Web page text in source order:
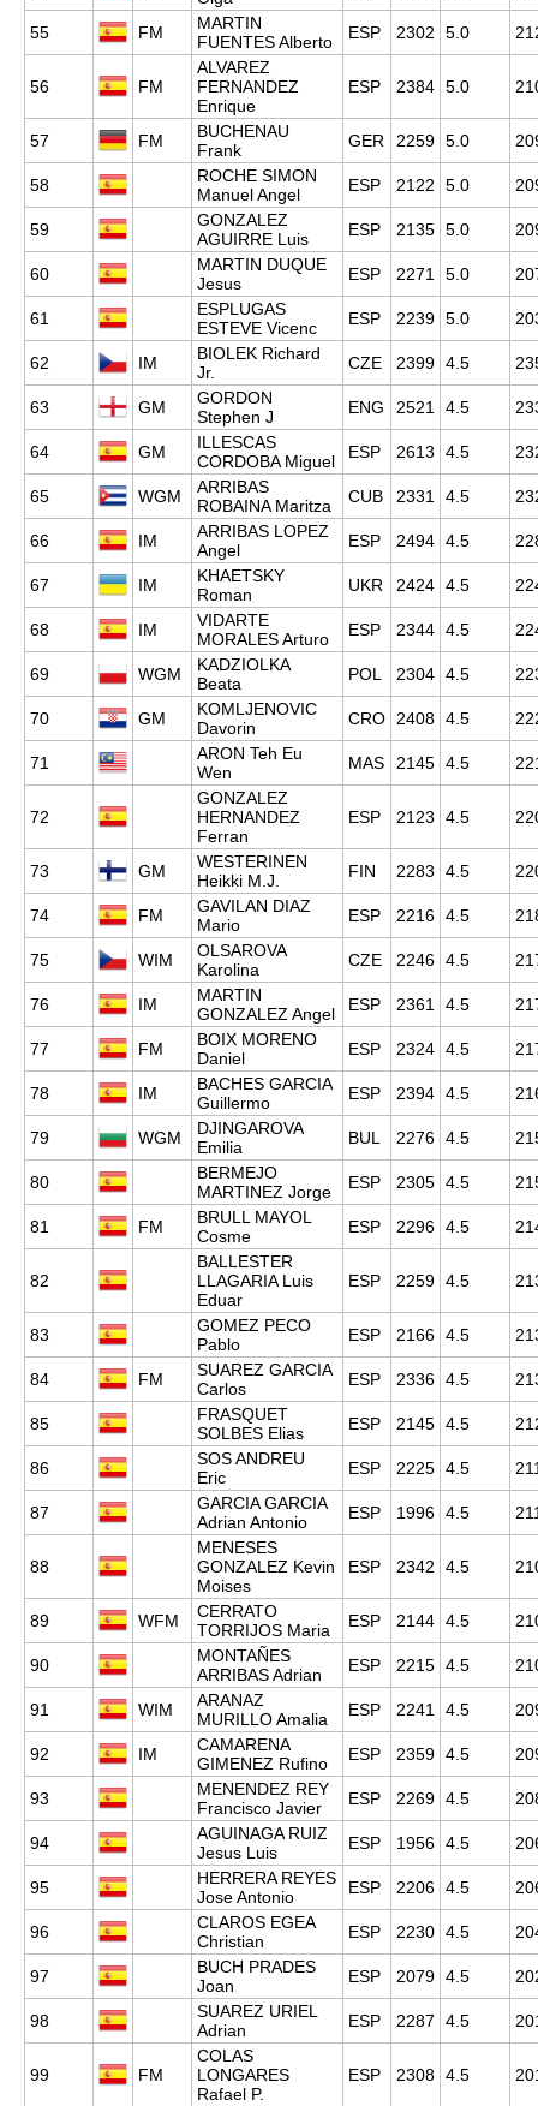
55 FM
MARTIN
FUENTES Alberto
ESP 2302 5.0
56 FM
ALVAREZ
FERNANDEZ
Enrique
ESP 2384 5.0
57 FM
BUCHENAU
Frank
GER 2259 5.0
58
ROCHE SIMON
Manuel Angel
ESP 2122 5.0
59
GONZALEZ
AGUIRRE Luis
ESP 2135 5.0
60
MARTIN DUQUE
Jesus
ESP 2271 5.0
61
ESPLUGAS
ESTEVE Vicenc
ESP 2239 5.0
62 IM
BIOLEK Richard
Jr.
CZE 2399 4.5
63 GM
GORDON
Stephen J
ENG 2521 4.5
64 GM
ILLESCAS
CORDOBA Miguel
ESP 2613 4.5
65 WGM
ARRIBAS
ROBAINA Maritza
CUB 2331 4.5
66 IM
ARRIBAS LOPEZ
Angel
ESP 2494 4.5
67 IM
KHAETSKY
Roman
UKR 2424 4.5
68 IM
VIDARTE
MORALES Arturo
ESP 2344 4.5
69 WGM
KADZIOLKA
Beata
POL 2304 4.5
70 GM
KOMLJENOVIC
Davorin
CRO 2408 4.5
71
ARON Teh Eu
Wen
MAS 2145 4.5
72
GONZALEZ
HERNANDEZ
Ferran
ESP 2123 4.5
73 GM
WESTERINEN
Heikki M.J.
FIN 2283 4.5
74 FM
GAVILAN DIAZ
Mario
ESP 2216 4.5
75 WIM
OLSAROVA
Karolina
CZE 2246 4.5
76 IM
MARTIN
GONZALEZ Angel
ESP 2361 4.5
77 FM
BOIX MORENO
Daniel
ESP 2324 4.5
78 IM
BACHES GARCIA
Guillermo
ESP 2394 4.5
79 WGM
DJINGAROVA
Emilia
BUL 2276 4.5
80
BERMEJO
MARTINEZ Jorge
ESP 2305 4.5
81 FM
BRULL MAYOL
Cosme
ESP 2296 4.5
82
BALLESTER
LLAGARIA Luis
Eduar
ESP 2259 4.5
83
GOMEZ PECO
Pablo
ESP 2166 4.5
84 FM
SUAREZ GARCIA
Carlos
ESP 2336 4.5
85
FRASQUET
SOLBES Elias
ESP 2145 4.5
86
SOS ANDREU
Eric
ESP 2225 4.5
87
GARCIA GARCIA
Adrian Antonio
ESP 1996 4.5
88
MENESES
GONZALEZ Kevin
Moises
ESP 2342 4.5
89 WFM
CERRATO
TORRIJOS Maria
ESP 2144 4.5
90
MONTAÑES
ARRIBAS Adrian
ESP 2215 4.5
91 WIM
ARANAZ
MURILLO Amalia
ESP 2241 4.5
92 IM
CAMARENA
GIMENEZ Rufino
ESP 2359 4.5
93
MENENDEZ REY
Francisco Javier
ESP 2269 4.5
94
AGUINAGA RUIZ
Jesus Luis
ESP 1956 4.5
95
HERRERA REYES
Jose Antonio
ESP 2206 4.5
96
CLAROS EGEA
Christian
ESP 2230 4.5
97
BUCH PRADES
Joan
ESP 2079 4.5
98
SUAREZ URIEL
Adrian
ESP 2287 4.5
99 FM
COLAS
LONGARES
Rafael P.
ESP 2308 4.5